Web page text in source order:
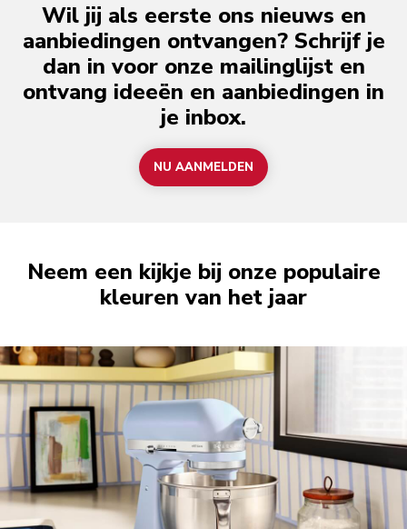
Wil jij als eerste ons nieuws en
aanbiedingen ontvangen? Schrijf je
dan in voor onze mailinglijst en
ontvang ideeën en aanbiedingen in
je inbox.
NU AANMELDEN
Neem een kijkje bij onze populaire
kleuren van het jaar